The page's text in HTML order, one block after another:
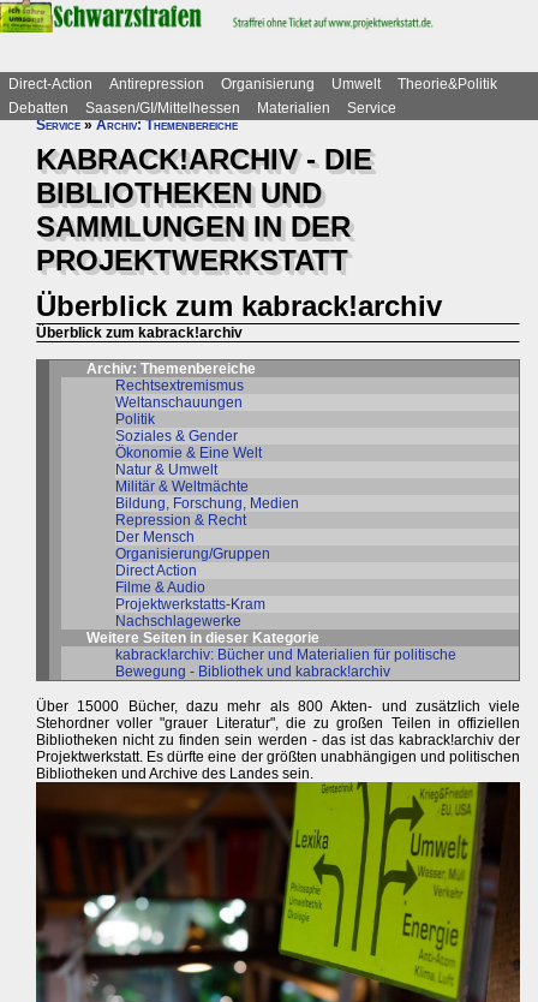
Direct-Action Antirepression Organisierung Umwelt
Theorie&Politik
Debatten
Saasen/GI/Mittelhessen Materialien
Service
Service»Archiv: Themenbereiche
KABRACK!ARCHIV - DIE
BIBLIOTHEKEN UND
SAMMLUNGEN IN DER
PROJEKTWERKSTATT
Überblick zum kabrack!archiv
Überblick zum kabrack!archiv
Archiv: Themenbereiche
Rechtsextremismus
Weltanschauungen
Politik
Soziales & Gender
Ökonomie & Eine Welt
Natur & Umwelt
Militär & Weltmächte
Bildung, Forschung, Medien
Repression & Recht
Der Mensch
Organisierung/Gruppen
Direct Action
Filme & Audio
Projektwerkstatts-Kram
Nachschlagewerke
Weitere Seiten in dieser Kategorie
kabrack!archiv: Bücher und Materialien für politische
Bewegung - Bibliothek und kabrack!archiv
Über 15000 Bücher, dazu mehr als 800 Akten- und zusätzlich viele
Stehordner voller "grauer Literatur", die zu großen Teilen in offiziellen
Bibliotheken nicht zu finden sein werden - das ist das kabrack!archiv der
Projektwerkstatt. Es dürfte eine der größten unabhängigen und politischen
Bibliotheken und Archive des Landes sein.